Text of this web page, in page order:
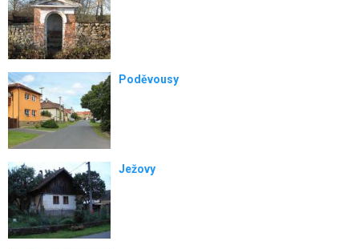
Poděvousy
Ježovy